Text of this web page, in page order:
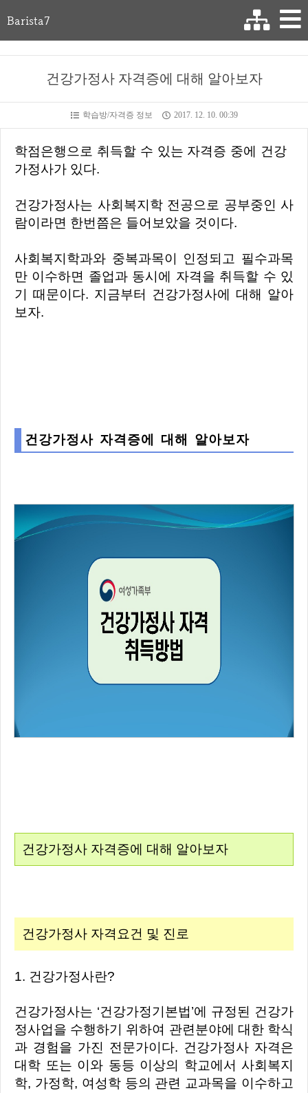
Barista7
건강가정사 자격증에 대해 알아보자
학습방/자격증 정보 2017. 12. 10. 00:39
학점은행으로 취득할 수 있는 자격증 중에 건강
가정사가 있다.
건강가정사는 사회복지학 전공으로 공부중인 사
람이라면 한번쯤은 들어보았을 것이다.
사회복지학과와 중복과목이 인정되고 필수과목
만 이수하면 졸업과 동시에 자격을 취득할 수 있
기 때문이다. 지금부터 건강가정사에 대해 알아
보자.
건강가정사 자격증에 대해 알아보자
건강가정사 자격증에 대해 알아보자
건강가정사 자격요건 및 진로
1. 건강가정사란?
건강가정사는 ‘건강가정기본법’에 규정된 건강가
정사업을 수행하기 위하여 관련분야에 대한 학식
과 경험을 가진 전문가이다. 건강가정사 자격은
대학 또는 이와 동등 이상의 학교에서 사회복지
학, 가정학, 여성학 등의 관련 교과목을 이수하고